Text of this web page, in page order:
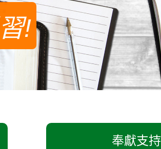
!
奉獻支持